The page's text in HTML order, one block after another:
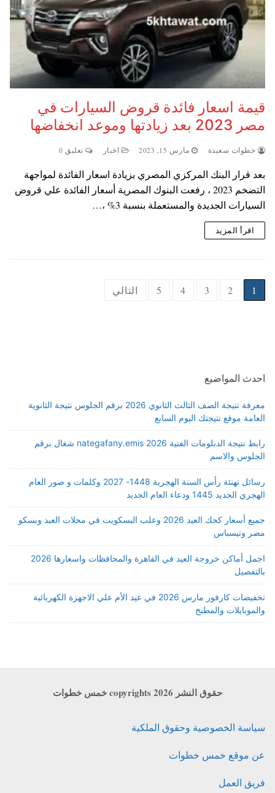
قيمة اسعار فائدة قروض السيارات في
مصر 2023 بعد زيادتها وموعد انخفاضها
خطوات سعيدة مارس 15, 2023 اخبار تعليق 0
بعد قرار البنك المركزي المصري بزيادة اسعار الفائدة لمواجهة
التضخم 2023 ، رفعت البنوك المصرية أسعار الفائدة علي قروض
السيارات الجديدة والمستعملة بنسبة 3% ،…
اقرأ المزيد
Posts
1
2
3
4
5 التالي
احدث المواضيع
معرفة نتيجة الصف الثالث الثانوي 2026 برقم الجلوس نتيجة الثانوية
العامة موقع نتيجتك اليوم السابع
رابط نتيجة الدبلومات الفنية 2026 nategafany.emis شغال برقم
الجلوس والاسم
رسائل تهنئة رأس السنة الهجرية 1448- 2027 وكلمات و صور العام
الهجري الجديد 1445 ودعاء العام الجديد
جميع أسعار كحك العيد 2026 وعلب البسكويت في محلات العبد وبسكو
مصر وتيسباس
اجمل أماكن خروجة العيد في القاهرة والمحافظات واسعارها 2026
بالتفصيل
تخفيضات كارفور مارس 2026 في عيد الأم علي الاجهزة الكهربائية
والموبايلات والمطبخ
حقوق النشر copyrights 2026 خمس خطوات
سياسة الخصوصية وحقوق الملكية
عن موقع خمس خطوات
فريق العمل